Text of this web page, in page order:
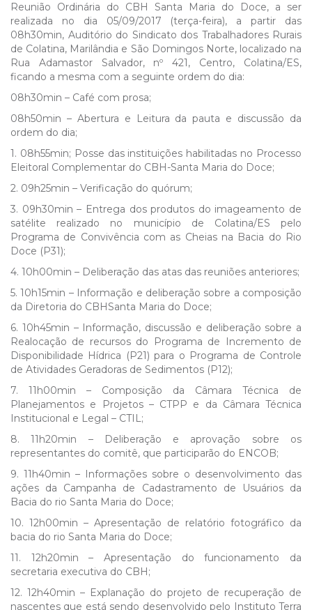
Reunião Ordinária do CBH Santa Maria do Doce, a ser
realizada no dia 05/09/2017 (terça-feira), a partir das
08h30min, Auditório do Sindicato dos Trabalhadores Rurais
de Colatina, Marilândia e São Domingos Norte, localizado na
Rua Adamastor Salvador, nº 421, Centro, Colatina/ES,
ficando a mesma com a seguinte ordem do dia:
08h30min – Café com prosa;
08h50min – Abertura e Leitura da pauta e discussão da
ordem do dia;
1. 08h55min; Posse das instituições habilitadas no Processo
Eleitoral Complementar do CBH-Santa Maria do Doce;
2. 09h25min – Verificação do quórum;
3. 09h30min – Entrega dos produtos do imageamento de
satélite realizado no município de Colatina/ES pelo
Programa de Convivência com as Cheias na Bacia do Rio
Doce (P31);
4. 10h00min – Deliberação das atas das reuniões anteriores;
5. 10h15min – Informação e deliberação sobre a composição
da Diretoria do CBHSanta Maria do Doce;
6. 10h45min – Informação, discussão e deliberação sobre a
Realocação de recursos do Programa de Incremento de
Disponibilidade Hídrica (P21) para o Programa de Controle
de Atividades Geradoras de Sedimentos (P12);
7. 11h00min – Composição da Câmara Técnica de
Planejamentos e Projetos – CTPP e da Câmara Técnica
Institucional e Legal – CTIL;
8. 11h20min – Deliberação e aprovação sobre os
representantes do comitê, que participarão do ENCOB;
9. 11h40min – Informações sobre o desenvolvimento das
ações da Campanha de Cadastramento de Usuários da
Bacia do rio Santa Maria do Doce;
10. 12h00min – Apresentação de relatório fotográfico da
bacia do rio Santa Maria do Doce;
11. 12h20min – Apresentação do funcionamento da
secretaria executiva do CBH;
12. 12h40min – Explanação do projeto de recuperação de
nascentes que está sendo desenvolvido pelo Instituto Terra